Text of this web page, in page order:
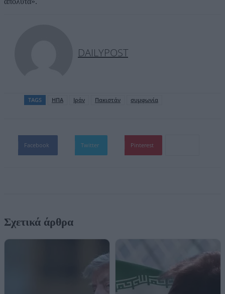
DAILYPOST
TAGS ΗΠΑ Ιράν Πακιστάν συμφωνία
Facebook Twitter Pinterest
Σχετικά άρθρα